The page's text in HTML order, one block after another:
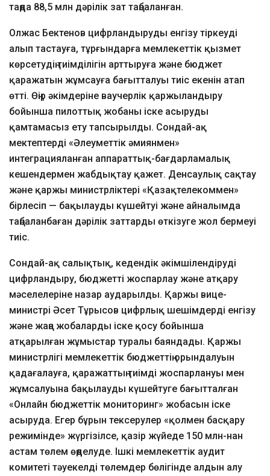
таңда 88,5 млн дәрілік зат таңбаланған.
Олжас Бектенов цифрландыруды енгізу тіркеуді
алып тастауға, тұрғындарға мемлекеттік қызмет
көрсетудің тиімділігін арттыруға және бюджет
қаражатын жұмсауға бағытталуы тиіс екенін атап
өтті. Өңір әкімдеріне ваучерлік қаржыландыру
бойынша пилоттық жобаны іске асыруды
қамтамасыз ету тапсырылды. Сондай-ақ
мектептерді «Әлеуметтік әмиянмен»
интеграцияланған аппараттық-бағдарламалық
кешендермен жабдықтау қажет. Денсаулық сақтау
және қаржы министрліктері «Қазақтелекоммен»
бірлесіп — бақылауды күшейтуі және айналымда
таңбаланбаған дәрілік заттарды өткізуге жол бермеуі
тиіс.
Сондай-ақ салықтық, кедендік әкімшілендіруді
цифрландыру, бюджетті жоспарлау және атқару
мәселелеріне назар аударылды. Қаржы вице-
министрі Әсет Тұрысов цифрлық шешімдерді енгізу
және жаңа жобаларды іске қосу бойынша
атқарылған жұмыстар туралы баяндады. Қаржы
министрлігі мемлекеттік бюджеттің орындалуын
қадағалауға, қаражаттың тиімді жоспарлануы мен
жұмсалуына бақылауды күшейтуге бағытталған
«Онлайн бюджеттік мониторинг» жобасын іске
асыруда. Егер бұрын тексерулер «қолмен басқару
режимінде» жүргізілсе, қазір жүйеде 150 млн-нан
астам төлем өңделуде. Ішкі мемлекеттік аудит
комитеті тәуекелді төлемдер бөлігінде алдын алу